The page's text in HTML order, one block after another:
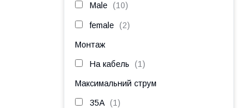
Male 10
female 2
Монтаж
На кабель 1
Максимальний струм
35A 1